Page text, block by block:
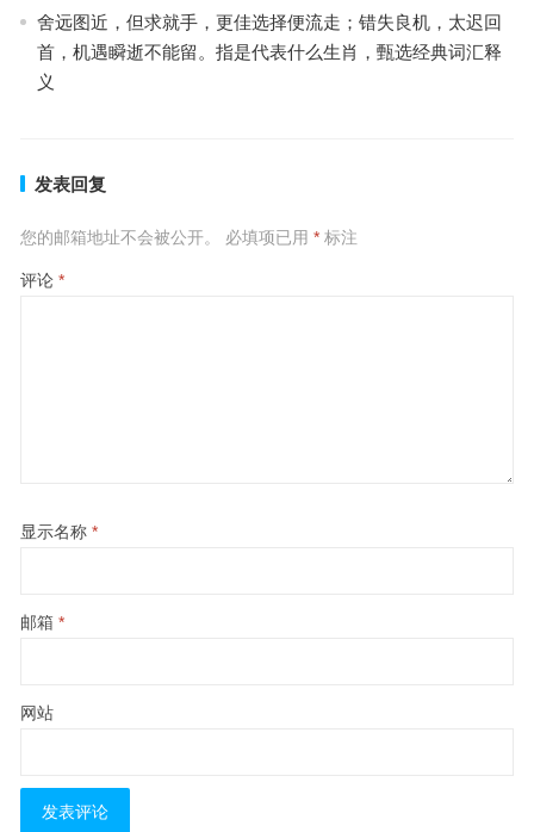
舍远图近，但求就手，更佳选择便流走；错失良机，太迟回
首，机遇瞬逝不能留。指是代表什么生肖，甄选经典词汇释
义
发表回复
您的邮箱地址不会被公开。 必填项已用 *标注
评论 *
显示名称 *
邮箱 *
网站